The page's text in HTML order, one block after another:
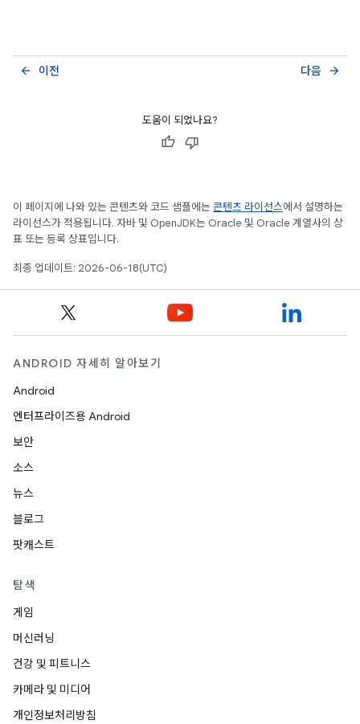
이전
arrow_back 다음 arrow_forward
도움이 되었나요?
이 페이지에 나와 있는 콘텐츠와 코드 샘플에는 콘텐츠 라이선스에서 설명하는
라이선스가 적용됩니다. 자바 및 OpenJDK는 Oracle 및 Oracle 계열사의 상
표 또는 등록 상표입니다.
최종 업데이트: 2026-06-18(UTC)
ANDROID 자세히 알아보기
Android
엔터프라이즈용 Android
보안
소스
뉴스
블로그
팟캐스트
탐색
게임
머신러닝
건강 및 피트니스
카메라 및 미디어
개인정보처리방침